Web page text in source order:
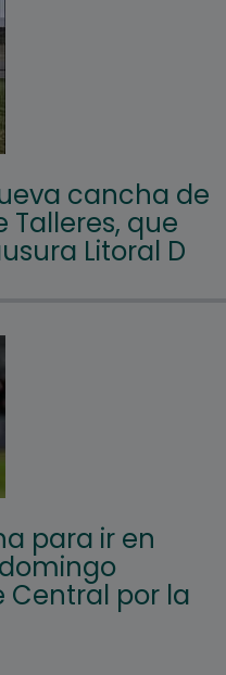
cancha de
Talleres, que
Litoral D
para ir en
Central por la